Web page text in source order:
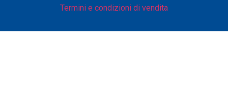
Termini e condizioni di vendita